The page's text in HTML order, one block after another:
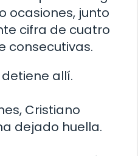
ocasiones, junto
cifra de cuatro
consecutivas.
detiene allí.
Cristiano
dejado huella.